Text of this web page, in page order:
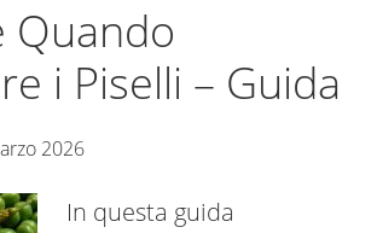
Quando
i Piselli – Guida
2026
In questa guida